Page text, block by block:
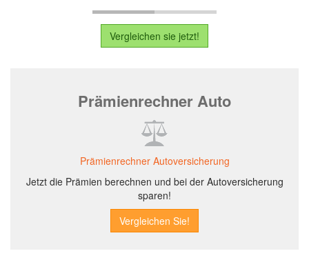
Vergleichen sie jetzt!
Prämienrechner Auto
Prämienrechner Autoversicherung
Jetzt die Prämien berechnen und bei der Autoversicherung
sparen!